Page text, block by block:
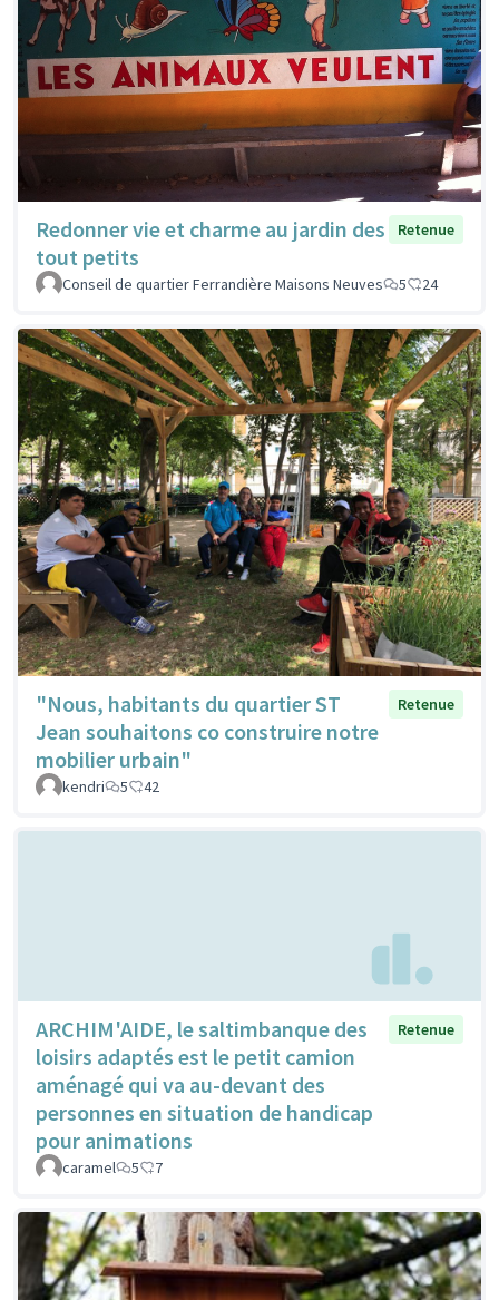
Redonner vie et charme au jardin des
tout petits
Retenue
Conseil de quartier Ferrandière Maisons Neuves 5 24
"Nous, habitants du quartier ST
Jean souhaitons co construire notre
mobilier urbain"
Retenue
kendri 5 42
ARCHIM'AIDE, le saltimbanque des
loisirs adaptés est le petit camion
aménagé qui va au-devant des
personnes en situation de handicap
pour animations
Retenue
caramel 5 7